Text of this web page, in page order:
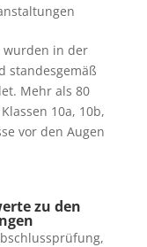
wurden in der
standesgemäß
Mehr als 80
10a, 10b,
vor den Augen
zu den
,